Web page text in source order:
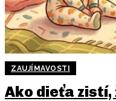
ZAUJÍMAVOSTI
Ako dieťa zistí,